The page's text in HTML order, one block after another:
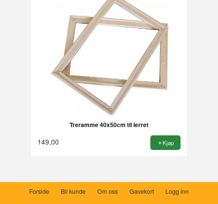
Treramme 40x50cm til lerret
149,00 Kjøp
Forside Bli kunde Om oss Gavekort Logg inn